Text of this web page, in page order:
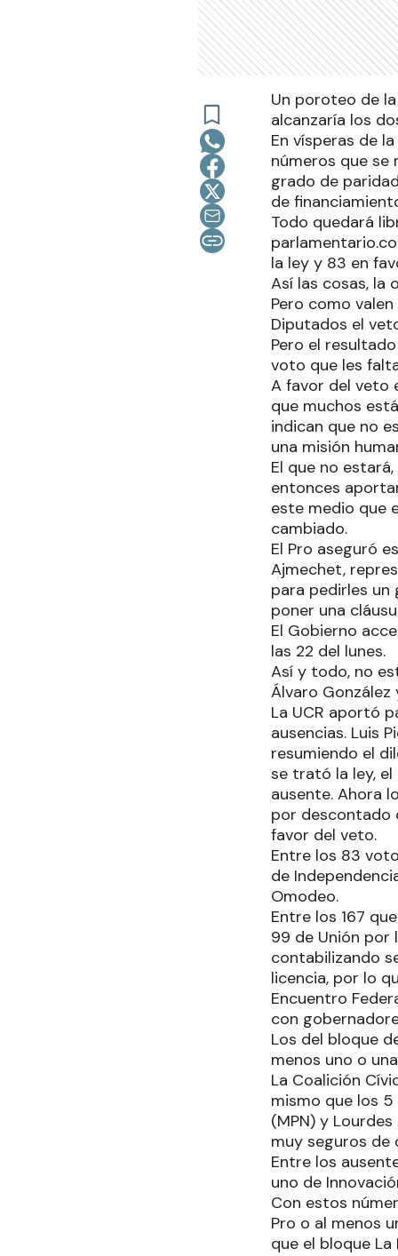
Un poroteo de
alcanzaría los
En vísperas de
números que se
grado de
de
Todo quedará
la ley y 83 en
Así las cosas, la
Pero como
Diputados el
Pero el
voto que les
A favor del veto
que muchos
indican que no
una misión
El que no
entonces
este medio que
cambiado.
El Pro aseguró
Ajmechet,
para pedirles un
poner una
El Gobierno
las 22 del lunes.
Así y todo, no
Álvaro
La UCR aportó
ausencias. Luis
resumiendo el
se trató la ley, el
ausente. Ahora
por descontado
favor del veto.
Entre los 83
de
Omodeo.
Entre los 167
99 de Unión por
contabilizando
licencia, por lo
Encuentro
con
Los del bloque
menos uno o
La Coalición
mismo que los
(MPN) y
muy seguros de
Entre los
uno de
Con estos
Pro o al menos
que el bloque